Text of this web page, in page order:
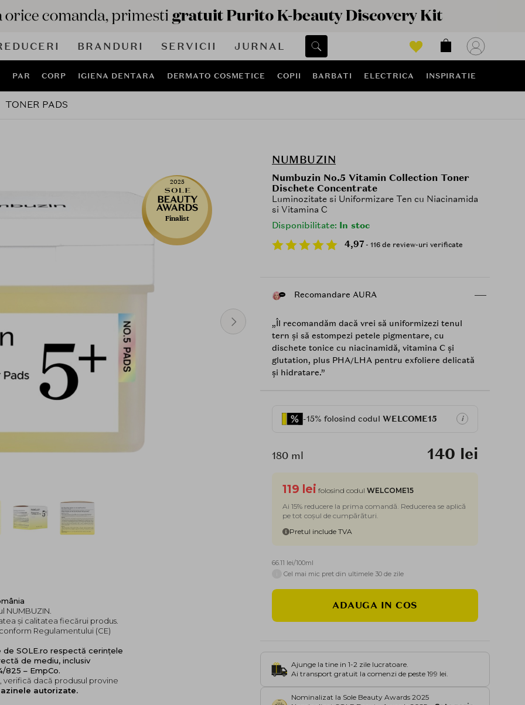
BRANDURI SERVICII JURNAL
PAR CORP IGIENA DENTARA DERMATO COSMETICE COPII BARBATI ELECTRICA INSPIRATIE
TONER PADS
2025
Finalist
NUMBUZIN.
și calitatea fiecărui produs.
Regulamentului (CE)
SOLE.ro respectă cerințele
de mediu, inclusiv
825 – EmpCo.
dacă produsul provine
autorizate.
NUMBUZIN
Numbuzin No.5 Vitamin Collection Toner
Dischete Concentrate
Luminozitate si Uniformizare Ten cu Niacinamida
si Vitamina C
Disponibilitate: In stoc
4,97 - 116 de review-uri verificate
Recomandare AURA
„Îl recomandăm dacă vrei să uniformizezi tenul
tern și să estompezi petele pigmentare, cu
dischete tonice cu niacinamidă, vitamina C și
glutation, plus PHA/LHA pentru exfoliere delicată
și hidratare.”
-15% folosind codul WELCOME15 i
180 ml 140 lei
119 lei folosind codul WELCOME15
Ai 15% reducere la prima comandă. Reducerea se aplică
pe tot coșul de cumpărături.
Pretul include TVA
66.11 lei/100ml
Cel mai mic pret din ultimele 30 de zile
ADAUGA IN COS
Ajunge la tine in 1-2 zile lucratoare.
Ai transport gratuit la comenzi de peste 199 lei.
Nominalizat la Sole Beauty Awards 2025